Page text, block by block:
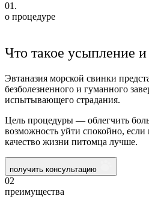
01.
о процедуре
Что такое усыпление
Эвтаназия морской свинки
безболезненного и гуманного
испытывающего страдания.
Цель процедуры — облегчить
возможность уйти спокойно, если
качество жизни питомца лучше.
получить консультацию
02
преимущества